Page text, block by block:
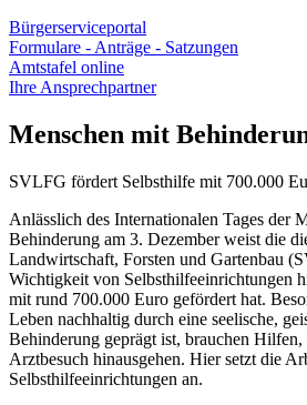
Bürgerserviceportal
Formulare - Anträge - Satzungen
Amtstafel online
Ihre Ansprechpartner
Menschen mit
SVLFG fördert Selbsthilfe mit 700.000
Anlässlich des Internationalen Tages der
Behinderung am 3. Dezember weist die
Landwirtschaft, Forsten und Gartenbau
Wichtigkeit von Selbsthilfeeinrichtungen
mit rund 700.000 Euro gefördert hat.
Leben nachhaltig durch eine seelische,
Behinderung geprägt ist, brauchen
Arztbesuch hinausgehen. Hier setzt die
Selbsthilfeeinrichtungen an.